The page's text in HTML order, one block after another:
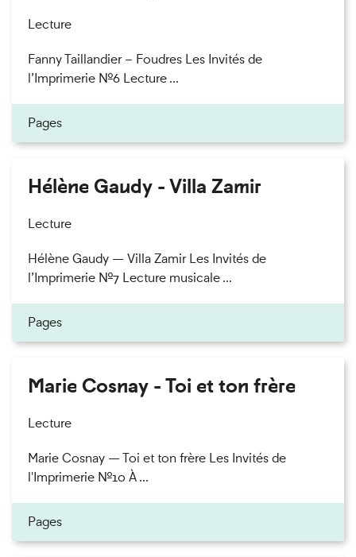
Lecture
Fanny Taillandier – Foudres Les Invités de
l’Imprimerie n°6 Lecture ...
Pages
Hélène Gaudy - Villa Zamir
Lecture
Hélène Gaudy — Villa Zamir Les Invités de
l’Imprimerie n°7 Lecture musicale ...
Pages
Marie Cosnay - Toi et ton frère
Lecture
Marie Cosnay — Toi et ton frère Les Invités de
l'Imprimerie n°10 À ...
Pages